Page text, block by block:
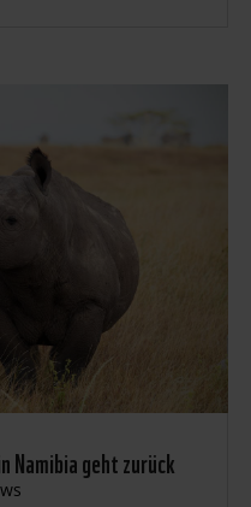
Namibia geht zurück